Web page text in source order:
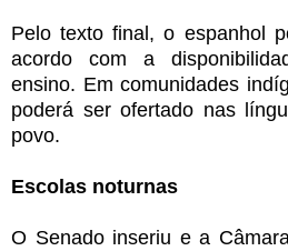
Pelo texto final, o espanhol
acordo com a
ensino. Em comunidades
poderá ser ofertado nas
povo.
Escolas noturnas
O Senado inseriu e a